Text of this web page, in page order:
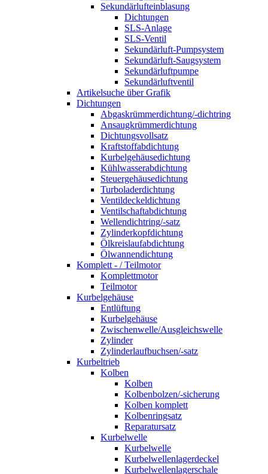
Sekundärlufteinblasung
Dichtungen
SLS-Anlage
SLS-Ventil
Sekundärluft-Pumpsystem
Sekundärluft-Saugsystem
Sekundärluftpumpe
Sekundärluftventil
Artikelsuche über Grafik
Dichtungen
Abgaskrümmerdichtung/-dichtring
Ansaugkrümmerdichtung
Dichtungsvollsatz
Kraftstoffabdichtung
Kurbelgehäusedichtung
Kühlwasserabdichtung
Steuergehäusedichtung
Turboladerdichtung
Ventildeckeldichtung
Ventilschaftabdichtung
Wellendichtring/-satz
Zylinderkopfdichtung
Ölkreislaufabdichtung
Ölwannendichtung
Komplett - / Teilmotor
Komplettmotor
Teilmotor
Kurbelgehäuse
Entlüftung
Kurbelgehäuse
Zwischenwelle/Ausgleichswelle
Zylinder
Zylinderlaufbuchsen/-satz
Kurbeltrieb
Kolben
Kolben
Kolbenbolzen/-sicherung
Kolben komplett
Kolbenringsatz
Reparatursatz
Kurbelwelle
Kurbelwelle
Kurbelwellenlagerdeckel
Kurbelwellenlagerschale